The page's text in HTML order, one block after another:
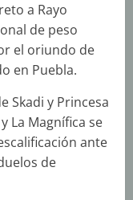
a Rayo
de peso
el oriundo de
en Puebla.
Skadi y Princesa
La Magnífica se
ante
de